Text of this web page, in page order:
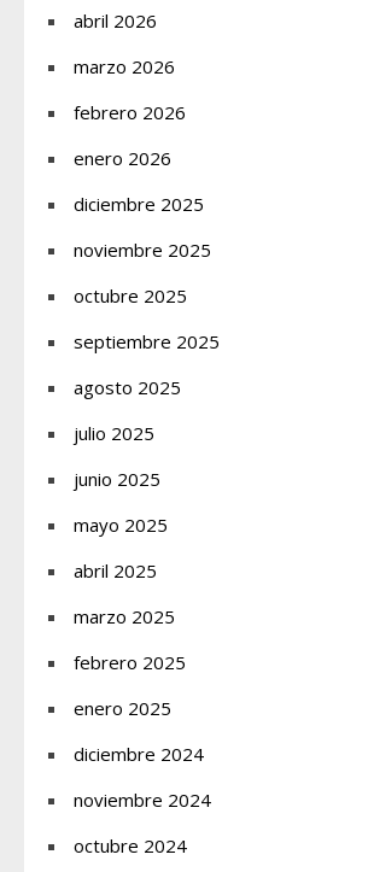
abril 2026
marzo 2026
febrero 2026
enero 2026
diciembre 2025
noviembre 2025
octubre 2025
septiembre 2025
agosto 2025
julio 2025
junio 2025
mayo 2025
abril 2025
marzo 2025
febrero 2025
enero 2025
diciembre 2024
noviembre 2024
octubre 2024